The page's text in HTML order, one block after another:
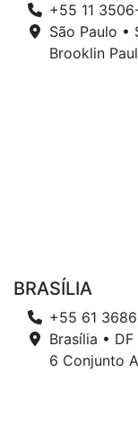
+55 11
São Paulo •
Brooklin
BRASÍLIA
+55 61
Brasília •
6 Conjunto